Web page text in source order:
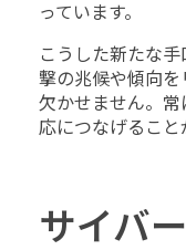
っています。
こうした新たな
撃の兆候や傾向
欠かせません。
応につなげること
サイバ